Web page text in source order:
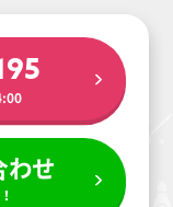
わせ